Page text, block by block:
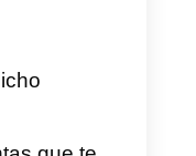
+6